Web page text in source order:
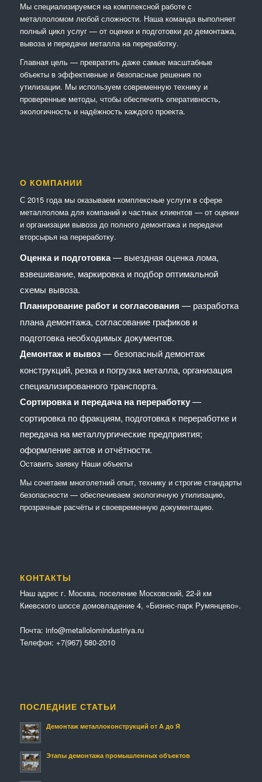
Мы специализируемся на комплексной работе с
металлоломом любой сложности. Наша команда выполняет
полный цикл услуг — от оценки и подготовки до демонтажа,
вывоза и передачи металла на переработку.
Главная цель — превратить даже самые масштабные
объекты в эффективные и безопасные решения по
утилизации. Мы используем современную технику и
проверенные методы, чтобы обеспечить оперативность,
экологичность и надёжность каждого проекта.
О КОМПАНИИ
С 2015 года мы оказываем комплексные услуги в сфере
металлолома для компаний и частных клиентов — от оценки
и организации вывоза до полного демонтажа и передачи
вторсырья на переработку.
Оценка и подготовка— выездная оценка лома,
взвешивание, маркировка и подбор оптимальной
схемы вывоза.
Планирование работ и согласования — разработка
плана демонтажа, согласование графиков и
подготовка необходимых документов.
Демонтаж и вывоз— безопасный демонтаж
конструкций, резка и погрузка металла, организация
специализированного транспорта.
Сортировка и передача на переработку—
сортировка по фракциям, подготовка к переработке и
передача на металлургические предприятия;
оформление актов и отчётности.
Оставить заявку Наши объекты
Мы сочетaем многолетний опыт, технику и строгие стандарты
безопасности — обеспечиваем экологичную утилизацию,
прозрачные расчёты и своевременную документацию.
КОНТАКТЫ
Наш адрес г. Москва, поселение Московский, 22-й км
Киевского шоссе домовладение 4, «Бизнес-парк Румянцево».
Почта: info@metallolomindustriya.ru
Телефон: +7(967) 580-2010
ПОСЛЕДНИЕ СТАТЬИ
Демонтаж металлоконструкций от А до Я
Этапы демонтажа промышленных объектов